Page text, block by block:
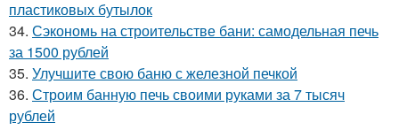
пластиковых бутылок
34. Сэкономь на строительстве бани: самодельная печь
за 1500 рублей
35. Улучшите свою баню с железной печкой
36. Строим банную печь своими руками за 7 тысяч
рублей